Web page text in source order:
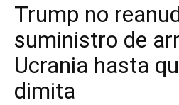
Trump no
suministro de
Ucrania hasta
dimita